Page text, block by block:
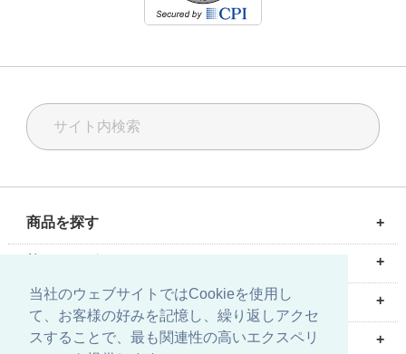
当社のウェブサイトではCookieを使用し
て、お客様の好みを記憶し、繰り返しアクセ
スすることで、最も関連性の高いエクスペリ
商品を探す
+
計測ソリューション
校正ソリューション
油空圧ソリューション
校正サービス
修理・メンテナンス
輸入代行サービス
+
測定器・計測器の校正サービス
圧力校正
温度校正
質量校正
気体流量校正
電気校正
圧力校正セミナー
大手技研について
+
会社情報
事業所案内・地図
環境方針
お問い合わせ
採用情報
English site is here. +